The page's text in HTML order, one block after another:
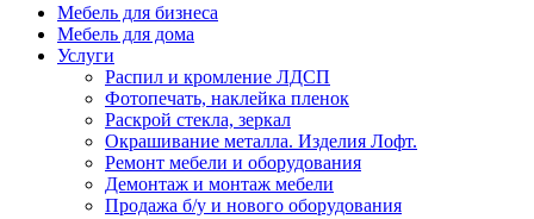
Мебель для бизнеса
Мебель для дома
Услуги
Распил и кромление ЛДСП
Фотопечать, наклейка пленок
Раскрой стекла, зеркал
Окрашивание металла. Изделия Лофт.
Ремонт мебели и оборудования
Демонтаж и монтаж мебели
Продажа б/у и нового оборудования